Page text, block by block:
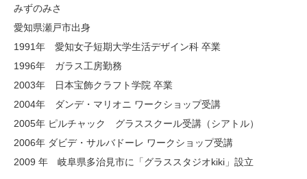
みずのみさ
愛知県瀬戸市出身
1991年 愛知女子短期大学生活デザイン科 卒業
1996年 ガラス工房勤務
2003年 日本宝飾クラフト学院 卒業
2004年 ダンデ・マリオニ ワークショップ受講
2005年 ピルチャック グラススクール受講（シアトル）
2006年 ダビデ・サルバドーレ ワークショップ受講
2009 年 岐阜県多治見市に「グラススタジオkiki」設立